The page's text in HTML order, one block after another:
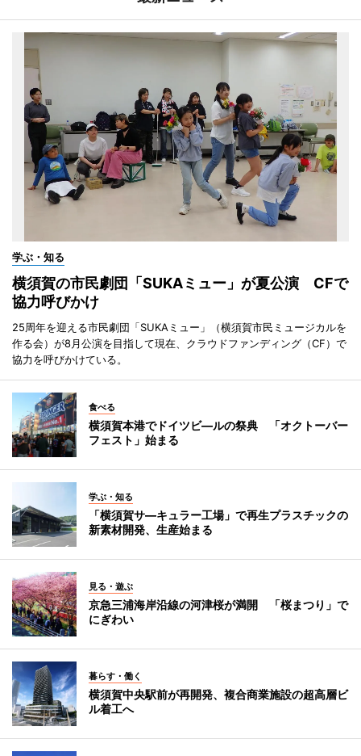
学ぶ・知る
横須賀の市民劇団「SUKAミュー」が夏公演 CFで
協力呼びかけ
25周年を迎える市民劇団「SUKAミュー」（横須賀市民ミュージカルを
作る会）が8月公演を目指して現在、クラウドファンディング（CF）で
協力を呼びかけている。
食べる
横須賀本港でドイツビ―ルの祭典 「オクトーバー
フェスト」始まる
学ぶ・知る
「横須賀サ―キュラー工場」で再生プラスチックの
新素材開発、生産始まる
見る・遊ぶ
京急三浦海岸沿線の河津桜が満開 「桜まつり」で
にぎわい
暮らす・働く
横須賀中央駅前が再開発、複合商業施設の超高層ビ
ル着工へ